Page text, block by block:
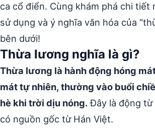
ca cổ điển. Cùng khám phá chi tiết
sử dụng và ý nghĩa văn hóa của
bên dưới!
Thừa lương nghĩa là gì?
Thừa lương là hành động hóng
mát tự nhiên, thường vào buổi
hè khi trời dịu nóng.Đây là động
có nguồn gốc từ Hán Việt.